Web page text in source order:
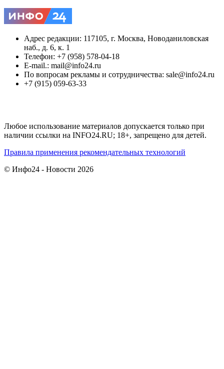
Адрес редакции: 117105, г. Москва, Новоданиловская
наб., д. 6, к. 1
Телефон: +7 (958) 578-04-18
E-mail.: mail@info24.ru
По вопросам рекламы и сотрудничества: sale@info24.ru
+7 (915) 059-63-33
Любое использование материалов допускается только при
наличии ссылки на INFO24.RU; 18+, запрещено для детей.
Правила применения рекомендательных технологий
© Инфо24 - Новости 2026